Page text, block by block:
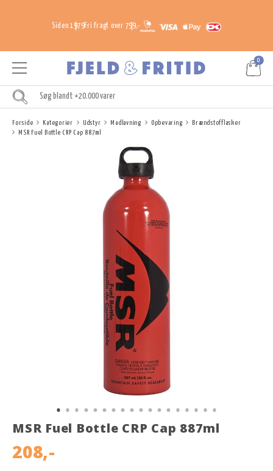
Siden 1979Fri fragt over 799,-
0
Forside Kategorier Udstyr Madlavning Opbevaring
Brændstofflasker
MSR Fuel Bottle CRP Cap 887ml
MSR Fuel Bottle CRP Cap 887ml
208,-